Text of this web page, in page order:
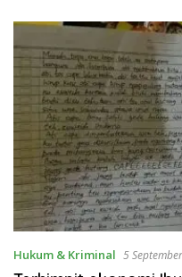
Hukum & Kriminal 5